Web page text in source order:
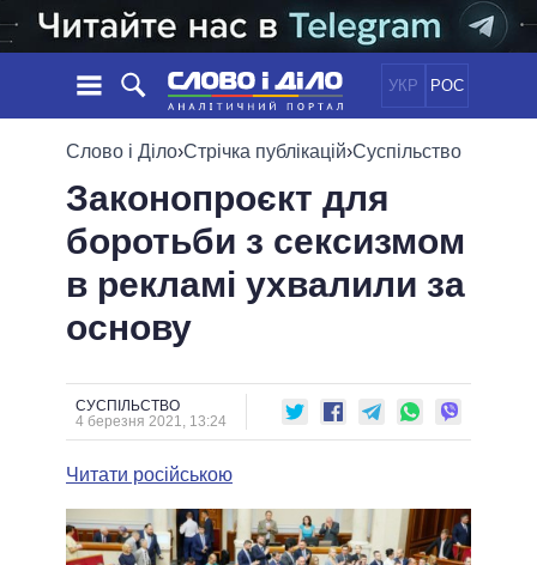
УКР РОС
НОВИНИ
СТРІЧКА
ПОДІЇ
СТАТТІ
ДУМКИ
ОГЛЯДИ
ДАЙДЖЕСТИ
ПОЛІТИКА
ЕКОНОМІКА
СУСПІЛЬСТВО
ОБIЦЯНКИ
ПОЛIТИКИ
УСІ ПОЛІТИКИ
ПРЕЗИДЕНТ І ОФІС
ВЕРХОВНА РАДА
КАБІНЕТ МІНІСТРІВ
МЕРИ МІСТ
ВСІ ПЕРСОНИ
ІНФОГРАФІКА
ПІДТРИМАТИ
ПОРІВНЯННЯ ПОЛІТИКІВ
Слово і Діло›Стрічка публікацій›Суспільство
Законопроєкт для
боротьби з сексизмом
в рекламі ухвалили за
основу
СУСПІЛЬСТВО
4 березня 2021, 13:24
Читати російською